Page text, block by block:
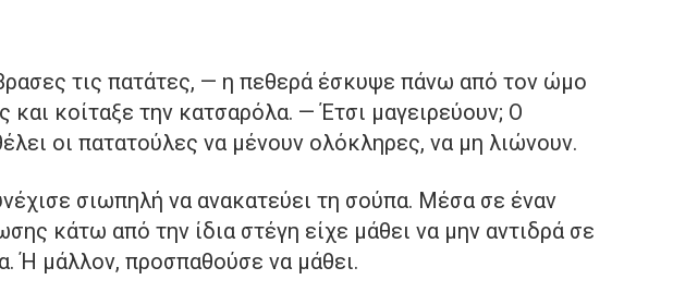
τις πατάτες, — η πεθερά έσκυψε πάνω από τον ώμο
και κοίταξε την κατσαρόλα. — Έτσι μαγειρεύουν; Ο
οι πατατούλες να μένουν ολόκληρες, να μη λιώνουν.
σιωπηλή να ανακατεύει τη σούπα. Μέσα σε έναν
κάτω από την ίδια στέγη είχε μάθει να μην αντιδρά σε
Ή μάλλον, προσπαθούσε να μάθει.